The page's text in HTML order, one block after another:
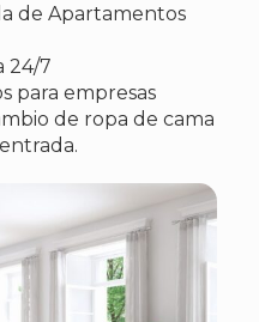
de Apartamentos
24/7
para empresas
de ropa de cama